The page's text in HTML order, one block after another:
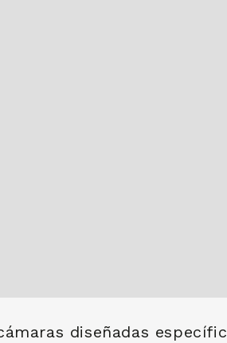
diseñadas